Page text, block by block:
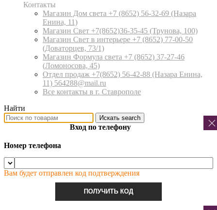
Контакты
Магазин Дом света +7 (8652) 56-32-69 (Назара
Енина, 11)
Магазин Свет +7(8652)36-35-45 (Трунова, 100)
Магазин Свет в интерьере +7 (8652) 77-00-50
(Доваторцев, 73/1)
Магазин Формула света +7 (8652) 37-27-46
(Ломоносова, 45)
Отдел продаж +7(8652) 56-42-88 (Назара Енина,
11) 564288@mail.ru
Все контакты в г. Ставрополе
Найти
Искать search
Вход по телефону
Номер телефона
Вам будет отправлен код подтверждения
ПОЛУЧИТЬ КОД